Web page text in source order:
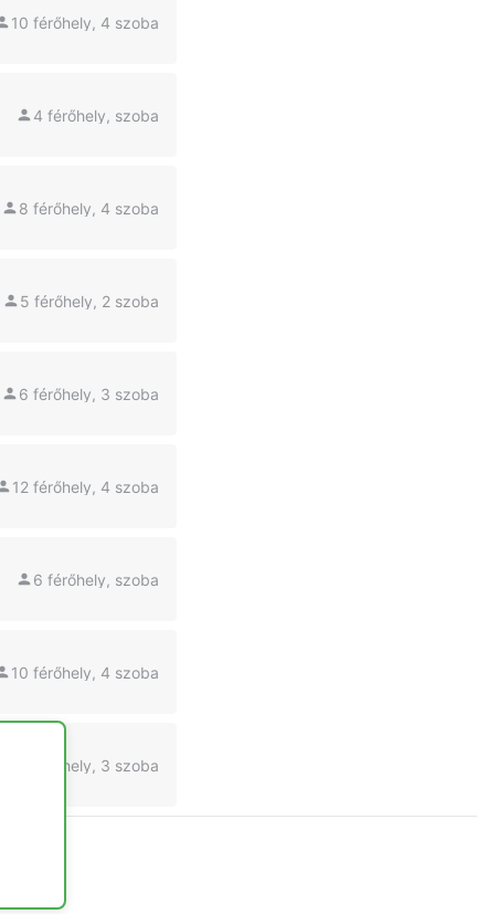
10 férőhely, 4 szoba
4 férőhely, szoba
8 férőhely, 4 szoba
5 férőhely, 2 szoba
6 férőhely, 3 szoba
12 férőhely, 4 szoba
6 férőhely, szoba
10 férőhely, 4 szoba
4 férőhely, 3 szoba